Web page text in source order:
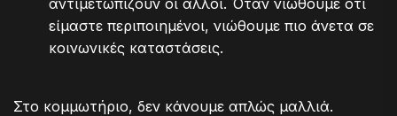
είμαστε περιποιημένοι, νιώθουμε πιο άνετα σε
κοινωνικές καταστάσεις.
Στο κομμωτήριο, δεν κάνουμε απλώς μαλλιά.